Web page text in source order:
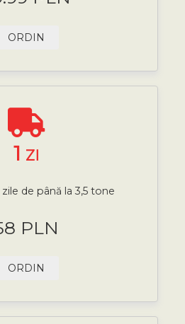
ORDIN
1 ZI
de până la 3,5 tone
PLN
ORDIN